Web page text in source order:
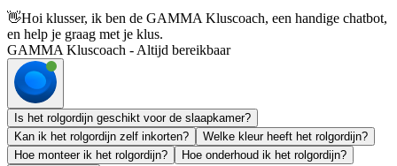
👋Hoi klusser, ik ben de GAMMA Kluscoach, een handige chatbot,
en help je graag met je klus.
GAMMA Kluscoach - Altijd bereikbaar
Is het rolgordijn geschikt voor de slaapkamer?
Kan ik het rolgordijn zelf inkorten?
Welke kleur heeft het rolgordijn?
Hoe monteer ik het rolgordijn?
Hoe onderhoud ik het rolgordijn?